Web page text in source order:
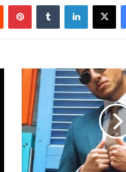
فيسبوك ‫X لينكدإن ‏Tumblr بينتيريست